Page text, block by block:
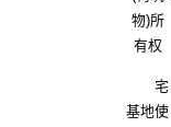
物)所
有权
宅
基地使